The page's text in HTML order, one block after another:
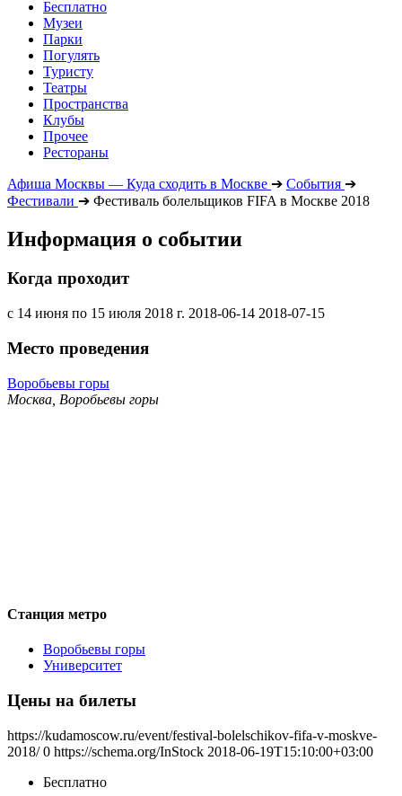
Бесплатно
Музеи
Парки
Погулять
Туристу
Театры
Пространства
Клубы
Прочее
Рестораны
Афиша Москвы — Куда сходить в Москве ➔ События ➔
Фестивали ➔ Фестиваль болельщиков FIFA в Москве 2018
Информация о событии
Когда проходит
с 14 июня по 15 июля 2018 г. 2018-06-14 2018-07-15
Место проведения
Воробьевы горы
Москва, Воробьевы горы
Станция метро
Воробьевы горы
Университет
Цены на билеты
https://kudamoscow.ru/event/festival-bolelschikov-fifa-v-moskve-
2018/ 0 https://schema.org/InStock 2018-06-19T15:10:00+03:00
Бесплатно